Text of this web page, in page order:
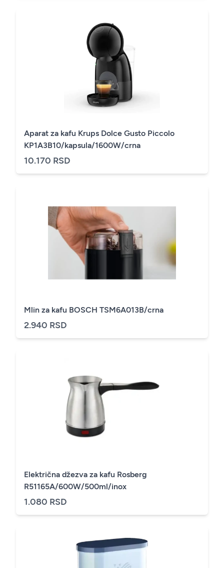
Aparat za kafu Krups Dolce Gusto Piccolo
KP1A3B10/kapsula/1600W/crna
10.170 RSD
Mlin za kafu BOSCH TSM6A013B/crna
2.940 RSD
Električna džezva za kafu Rosberg
R51165A/600W/500ml/inox
1.080 RSD